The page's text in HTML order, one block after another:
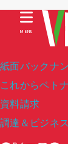
紙面バックナ
これからベト
資料請求
調達＆ビジネ
MENU